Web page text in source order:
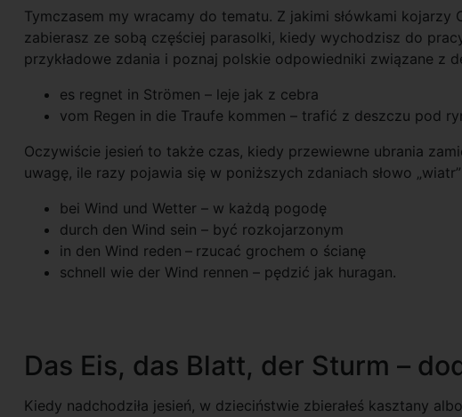
Tymczasem my wracamy do tematu. Z jakimi słówkami kojarzy
zabierasz ze sobą częściej parasolki, kiedy wychodzisz do
przykładowe zdania i poznaj polskie odpowiedniki związane z
es regnet in Strömen – leje jak z cebra
vom Regen in die Traufe kommen – trafić z deszczu pod
Oczywiście jesień to także czas, kiedy przewiewne ubrania
uwagę, ile razy pojawia się w poniższych zdaniach słowo
bei Wind und Wetter – w każdą pogodę
durch den Wind sein – być rozkojarzonym
in den Wind reden – rzucać grochem o ścianę
schnell wie der Wind rennen – pędzić jak huragan.
Das Eis, das Blatt, der Sturm –
Kiedy nadchodziła jesień, w dzieciństwie zbierałeś kasztany